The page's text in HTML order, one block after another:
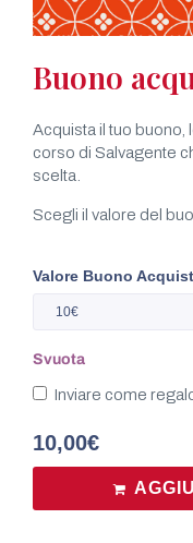
Buono
Acquista il tuo buono,
corso di Salvagente
scelta.
Scegli il valore del
Valore Buono
Svuota
Inviare come
10,00€